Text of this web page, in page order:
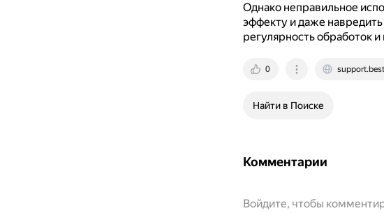
Однако неправильное
эффекту и даже
регулярность обработок
0
Найти в Поиске
Комментарии
Войдите, чтобы